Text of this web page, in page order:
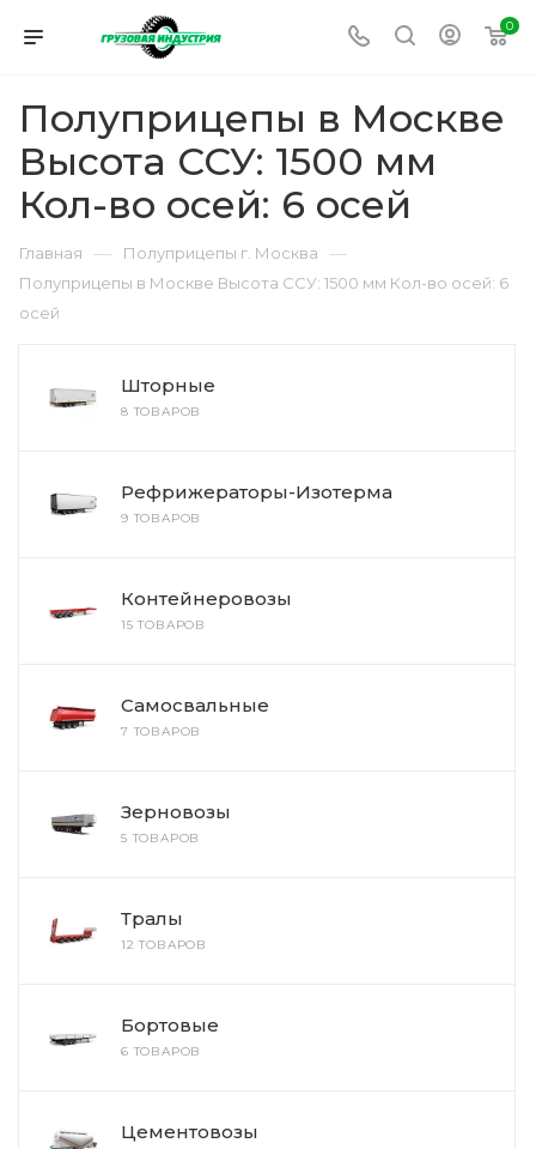
0
Полуприцепы в Москве
Высота ССУ: 1500 мм
Кол-во осей: 6 осей
Главная — Полуприцепы г. Москва —
Полуприцепы в Москве Высота ССУ: 1500 мм Кол-во осей: 6
осей
Шторные
8 ТОВАРОВ
Рефрижераторы-Изотерма
9 ТОВАРОВ
Контейнеровозы
15 ТОВАРОВ
Самосвальные
7 ТОВАРОВ
Зерновозы
5 ТОВАРОВ
Тралы
12 ТОВАРОВ
Бортовые
6 ТОВАРОВ
Цементовозы